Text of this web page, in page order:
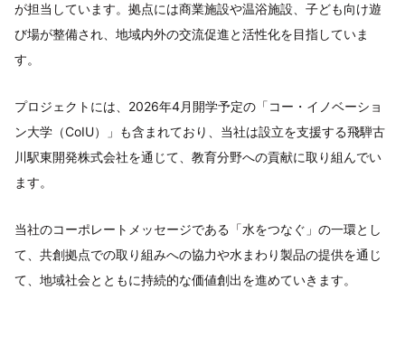
が担当しています。拠点には商業施設や温浴施設、子ども向け遊
び場が整備され、地域内外の交流促進と活性化を目指していま
す。
プロジェクトには、2026年4月開学予定の「コー・イノベーショ
ン大学（CoIU）」も含まれており、当社は設立を支援する飛騨古
川駅東開発株式会社を通じて、教育分野への貢献に取り組んでい
ます。
当社のコーポレートメッセージである「水をつなぐ」の一環とし
て、共創拠点での取り組みへの協力や水まわり製品の提供を通じ
て、地域社会とともに持続的な価値創出を進めていきます。